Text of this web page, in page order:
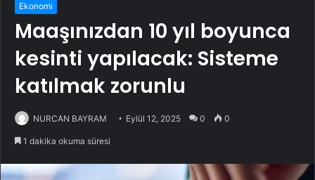
Ekonomi
Maaşınızdan 10 yıl boyunca
kesinti yapılacak: Sisteme
katılmak zorunlu
NURCAN BAYRAM Eylül 12, 2025 0 0
1 dakika okuma süresi